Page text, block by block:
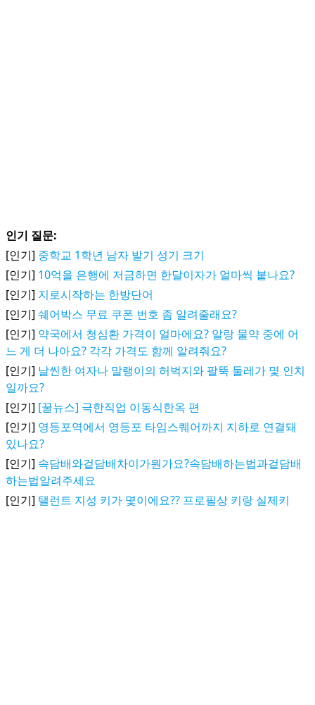
인기 질문:
[인기] 중학교 1학년 남자 발기 성기 크기
[인기] 10억을 은행에 저금하면 한달이자가 얼마씩 붙나요?
[인기] 지로시작하는 한방단어
[인기] 쉐어박스 무료 쿠폰 번호 좀 알려줄래요?
[인기] 약국에서 청심환 가격이 얼마에요? 알랑 물약 중에 어
느 게 더 나아요? 각각 가격도 함께 알려줘요?
[인기] 날씬한 여자나 말랭이의 허벅지와 팔뚝 둘레가 몇 인치
일까요?
[인기] [꿀뉴스] 극한직업 이동식한옥 편
[인기] 영등포역에서 영등포 타임스퀘어까지 지하로 연결돼
있나요?
[인기] 속담배와겉담배차이가뭔가요?속담배하는법과겉담배
하는법알려주세요
[인기] 탤런트 지성 키가 몇이에요?? 프로필상 키랑 실제키